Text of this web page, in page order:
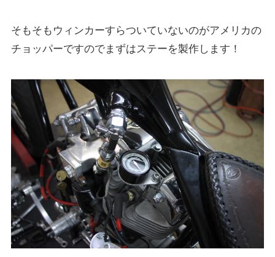
そもそもウィンカーすらついていないのがアメリカの
チョッパーですのでまずはステーを製作します！